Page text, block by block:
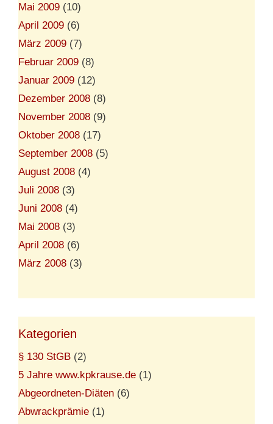
Mai 2009 (10)
April 2009 (6)
März 2009 (7)
Februar 2009 (8)
Januar 2009 (12)
Dezember 2008 (8)
November 2008 (9)
Oktober 2008 (17)
September 2008 (5)
August 2008 (4)
Juli 2008 (3)
Juni 2008 (4)
Mai 2008 (3)
April 2008 (6)
März 2008 (3)
Kategorien
§ 130 StGB (2)
5 Jahre www.kpkrause.de (1)
Abgeordneten-Diäten (6)
Abwrackprämie (1)